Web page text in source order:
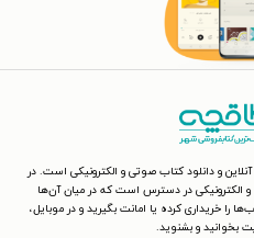
و دانلود کتاب صوتی و الکترونیکی است. در
الکترونیکی در دسترس است که در میان آن‌ها
را خریداری کرده یا امانت بگیرید و در موبایل،
بخوانید و بشنوید.